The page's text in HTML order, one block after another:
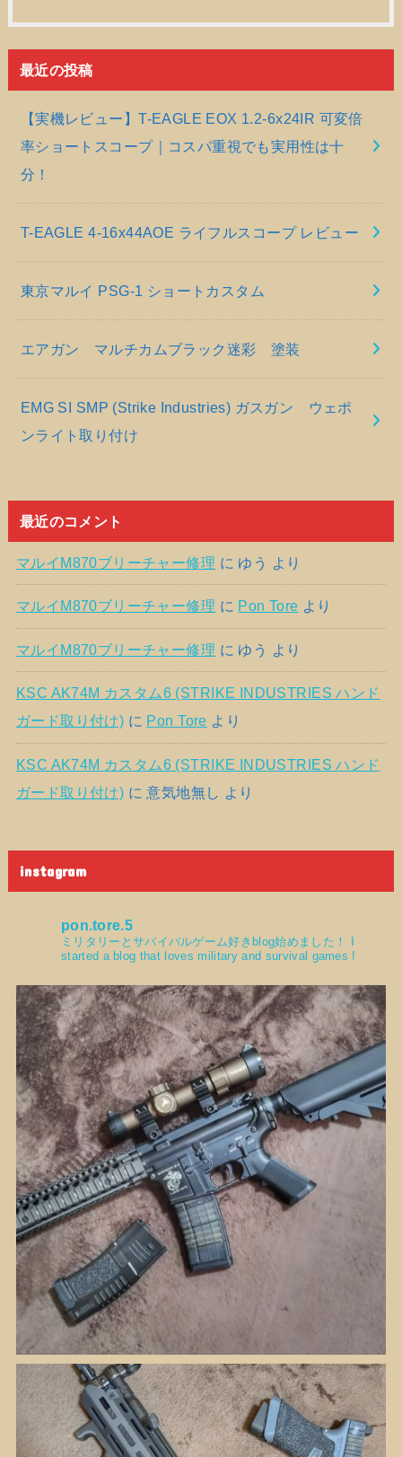
最近の投稿
【実機レビュー】T-EAGLE EOX 1.2-6x24IR 可変倍
率ショートスコープ｜コスパ重視でも実用性は十
分！
T-EAGLE 4-16x44AOE ライフルスコープ レビュー
東京マルイ PSG-1 ショートカスタム
エアガン マルチカムブラック迷彩 塗装
EMG SI SMP (Strike Industries) ガスガン ウェポ
ンライト取り付け
最近のコメント
マルイM870ブリーチャー修理 に ゆう より
マルイM870ブリーチャー修理 に Pon Tore より
マルイM870ブリーチャー修理 に ゆう より
KSC AK74M カスタム6 (STRIKE INDUSTRIES ハンド
ガード取り付け) に Pon Tore より
KSC AK74M カスタム6 (STRIKE INDUSTRIES ハンド
ガード取り付け) に意気地無し より
instagram
pon.tore.5
ミリタリーとサバイバルゲーム好きblog始めました！
started a blog that loves military and survival games !